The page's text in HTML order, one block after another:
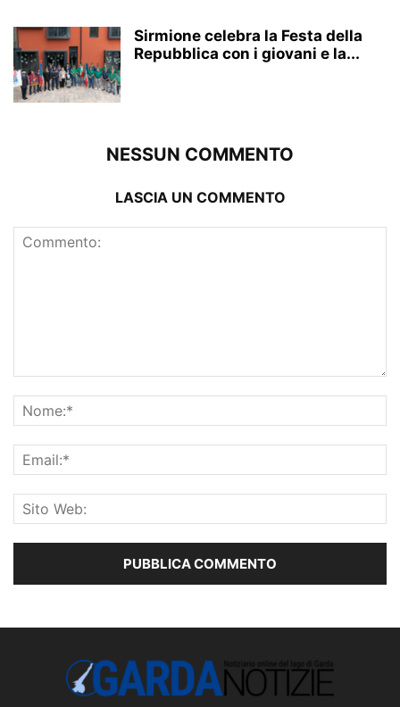
Sirmione celebra la Festa della
Repubblica con i giovani e la...
NESSUN COMMENTO
LASCIA UN COMMENTO